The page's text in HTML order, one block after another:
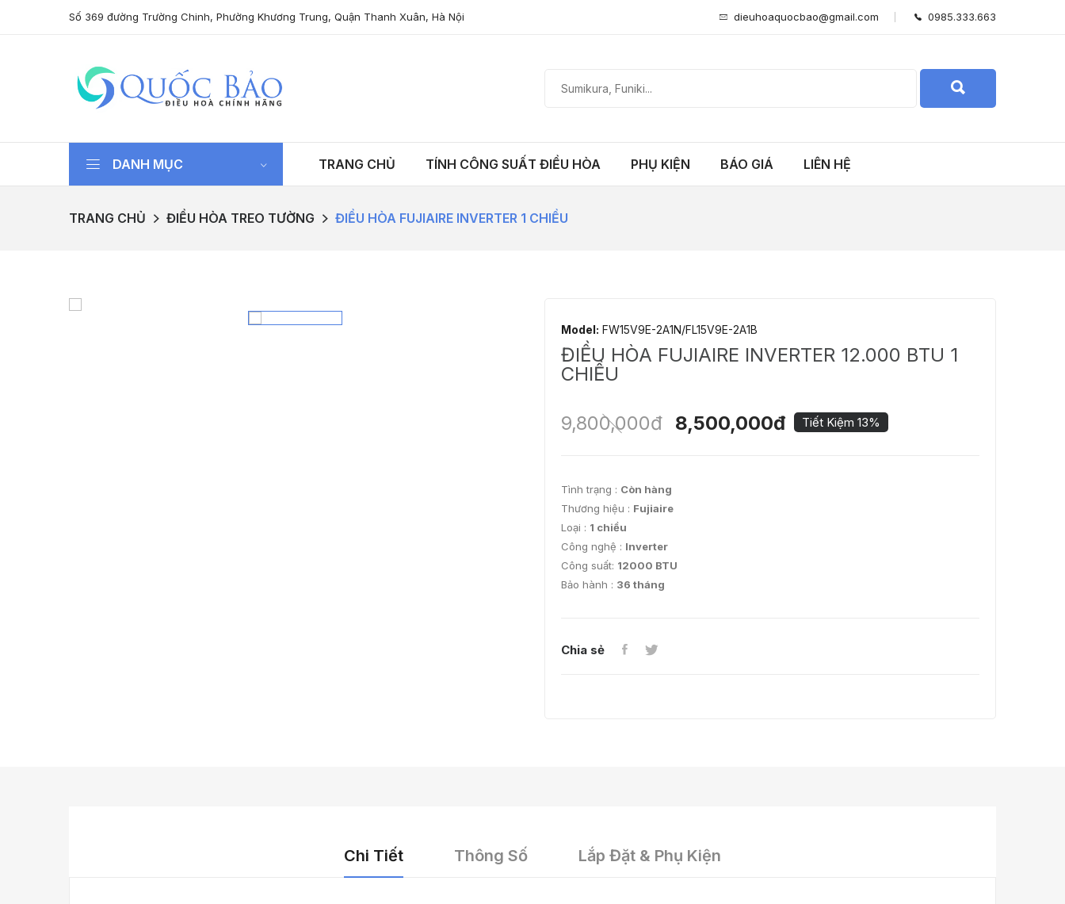
Số 369 đường Trường Chinh, Phường Khương Trung, Quận Thanh Xuân, Hà Nội dieuhoaquocbao@gmail.com 0985.333.663
DANH MỤC TRANG CHỦ TÍNH CÔNG SUẤT ĐIỀU HÒA PHỤ KIỆN BÁO GIÁ LIÊN HỆ
TRANG CHỦ ĐIỀU HÒA TREO TƯỜNG ĐIỀU HÒA FUJIAIRE INVERTER 1 CHIỀU
Model: FW15V9E-2A1N/FL15V9E-2A1B
ĐIỀU HÒA FUJIAIRE INVERTER 12.000 BTU 1
CHIỀU
9,800,000đ 8,500,000đ Tiết Kiệm 13%
Tình trạng : Còn hàng
Thương hiệu : Fujiaire
Loại : 1 chiều
Công nghệ : Inverter
Công suất: 12000 BTU
Bảo hành : 36 tháng
Chia sẻ
Chi Tiết Thông Số Lắp Đặt & Phụ Kiện